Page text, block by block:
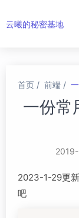
云曦的秘密基地
首页 前端
一份常
2023-1-29更
吧